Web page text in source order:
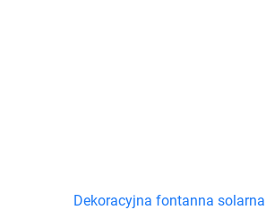
Dekoracyjna fontanna